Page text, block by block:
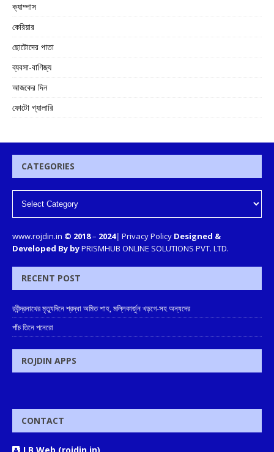
ক্যাম্পাস
কেরিয়ার
ছোটোদের পাতা
ব্যবসা-বাণিজ্য
আজকের দিন
ফোটো গ্যালারি
CATEGORIES
www.rojdin.in © 2018– 2024| Privacy Policy Designed &
Developed By byPRISMHUB ONLINE SOLUTIONS PVT. LTD.
RECENT POST
রবীন্দ্রনাথের মৃত্যুদিনে শ্রদ্ধা অমিত শাহ, মল্লিকার্জুন খড়গে-সহ অন্যদের
পাঁচ তিনে পনেরো
ROJDIN APPS
CONTACT